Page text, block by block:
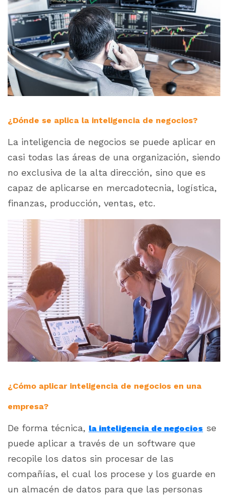
¿Dónde se aplica la inteligencia de negocios?
La inteligencia de negocios se puede aplicar en
casi todas las áreas de una organización, siendo
no exclusiva de la alta dirección, sino que es
capaz de aplicarse en mercadotecnia, logística,
finanzas, producción, ventas, etc.
¿Cómo aplicar inteligencia de negocios en una
empresa?
De forma técnica, la inteligencia de negocios se
puede aplicar a través de un software que
recopile los datos sin procesar de las
compañías, el cual los procese y los guarde en
un almacén de datos para que las personas